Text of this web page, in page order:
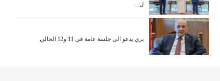
ل...
بري يدعو الى جلسة عامة في 11 و12 الحالي